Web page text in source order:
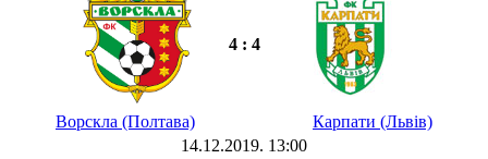
4 : 4
Ворскла (Полтава)
Карпати (Львів)
14.12.2019. 13:00